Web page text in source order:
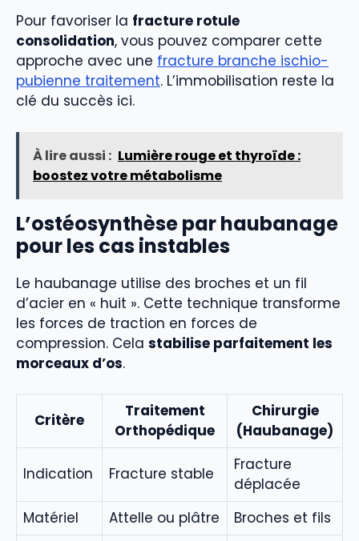
Pour favoriser la fracture rotule
consolidation, vous pouvez comparer cette
approche avec une fracture branche ischio-
pubienne traitement. L’immobilisation reste la
clé du succès ici.
À lire aussi : Lumière rouge et thyroïde :
boostez votre métabolisme
L’ostéosynthèse par haubanage
pour les cas instables
Le haubanage utilise des broches et un fil
d’acier en « huit ». Cette technique transforme
les forces de traction en forces de
compression. Cela stabilise parfaitement les
morceaux d’os.
Critère
Traitement
Orthopédique
Chirurgie
(Haubanage)
Indication Fracture stable
Fracture
déplacée
Matériel
Attelle ou plâtre
Broches et fils